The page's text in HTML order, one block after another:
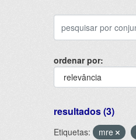
ordenar por
resultados (3)
Etiquetas: mre